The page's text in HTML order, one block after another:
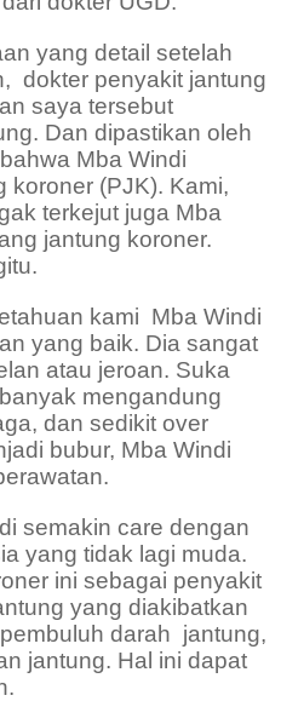
yang detail setelah
dokter penyakit jantung
saya tersebut
Dan dipastikan oleh
Mba Windi
koroner (PJK). Kami,
terkejut juga Mba
jantung koroner.
kami Mba Windi
yang baik. Dia sangat
atau jeroan. Suka
mengandung
dan sedikit over
bubur, Mba Windi
semakin care dengan
yang tidak lagi muda.
ini sebagai penyakit
yang diakibatkan
darah jantung,
jantung. Hal ini dapat